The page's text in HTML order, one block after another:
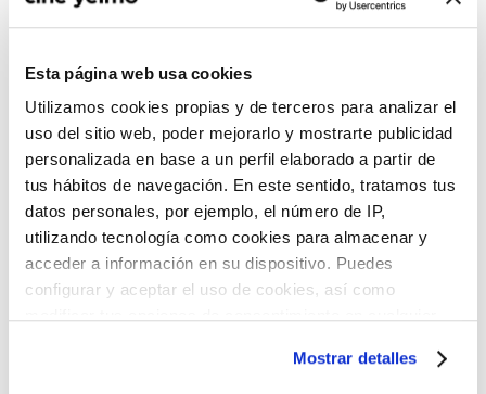
Esta página web usa cookies
Utilizamos cookies propias y de terceros para analizar el
uso del sitio web, poder mejorarlo y mostrarte publicidad
personalizada en base a un perfil elaborado a partir de
tus hábitos de navegación. En este sentido, tratamos tus
datos personales, por ejemplo, el número de IP,
utilizando tecnología como cookies para almacenar y
acceder a información en su dispositivo. Puedes
configurar y aceptar el uso de cookies, así como
Mostrar detalles